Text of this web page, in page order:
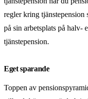
regler kring
på sin arbetsplats på halv-
tjänstepension.
Eget sparande
Toppen av